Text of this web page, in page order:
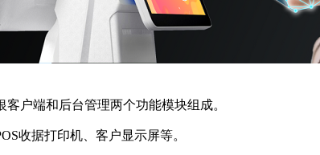
户端和后台管理两个功能模块组成。
收据打印机、客户显示屏等。